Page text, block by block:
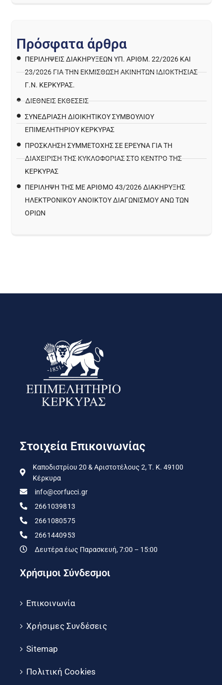
Πρόσφατα άρθρα
ΠΕΡΙΛΉΨΕΙΣ ΔΙΑΚΗΡΎΞΕΩΝ ΥΠ. ΑΡΙΘΜ. 22/2026 ΚΑΙ
23/2026 ΓΙΑ ΤΗΝ ΕΚΜΊΣΘΩΣΗ ΑΚΙΝΉΤΩΝ ΙΔΙΟΚΤΗΣΊΑΣ
Γ.Ν. ΚΈΡΚΥΡΑΣ.
ΔΙΕΘΝΕΙΣ ΕΚΘΕΣΕΙΣ
ΣΥΝΕΔΡΙΑΣΗ ΔΙΟΙΚΗΤΙΚΟΥ ΣΥΜΒΟΥΛΙΟΥ
ΕΠΙΜΕΛΗΤΗΡΙΟΥ ΚΕΡΚΥΡΑΣ
ΠΡΌΣΚΛΗΣΗ ΣΥΜΜΕΤΟΧΉΣ ΣΕ ΈΡΕΥΝΑ ΓΙΑ ΤΗ
ΔΙΑΧΕΊΡΙΣΗ ΤΗΣ ΚΥΚΛΟΦΟΡΊΑΣ ΣΤΟ ΚΈΝΤΡΟ ΤΗΣ
ΚΈΡΚΥΡΑΣ
ΠΕΡΙΛΗΨΗ ΤΗΣ ΜΕ ΑΡΙΘΜΟ 43/2026 ΔΙΑΚΗΡΥΞΗΣ
ΗΛΕΚΤΡΟΝΙΚΟΥ ΑΝΟΙΚΤΟΥ ΔΙΑΓΩΝΙΣΜΟΥ ΑΝΩ ΤΩΝ
ΟΡΙΩΝ
Στοιχεία Επικοινωνίας
Καποδιστρίου 20 & Αριστοτέλους 2, Τ. Κ. 49100
Κέρκυρα
info@corfucci.gr
2661039813
2661080575
2661440953
Δευτέρα έως Παρασκευή, 7:00 – 15:00
Χρήσιμοι Σύνδεσμοι
Επικοινωνία
Χρήσιμες Συνδέσεις
Sitemap
Πολιτική Cookies